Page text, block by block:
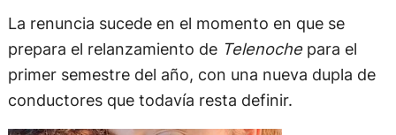
La renuncia sucede en el momento en que se
prepara el relanzamiento de Telenoche para el
primer semestre del año, con una nueva dupla de
conductores que todavía resta definir.